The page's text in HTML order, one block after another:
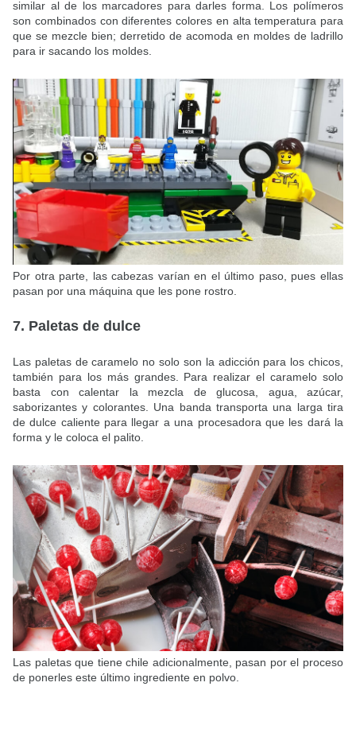
similar al de los marcadores para darles forma. Los polímeros
son combinados con diferentes colores en alta temperatura para
que se mezcle bien; derretido de acomoda en moldes de ladrillo
para ir sacando los moldes.
Por otra parte, las cabezas varían en el último paso, pues ellas
pasan por una máquina que les pone rostro.
7. Paletas de dulce
Las paletas de caramelo no solo son la adicción para los chicos,
también para los más grandes. Para realizar el caramelo solo
basta con calentar la mezcla de glucosa, agua, azúcar,
saborizantes y colorantes. Una banda transporta una larga tira
de dulce caliente para llegar a una procesadora que les dará la
forma y le coloca el palito.
Las paletas que tiene chile adicionalmente, pasan por el proceso
de ponerles este último ingrediente en polvo.